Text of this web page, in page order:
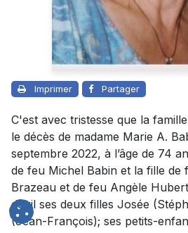
Imprimer Partager
C'est avec tristesse que la
le décès de madame Marie A.
septembre 2022, à l’âge de 74
de feu Michel Babin et la fille de
Brazeau et de feu Angèle
deuil ses deux filles Josée
(Jean-François); ses petits-